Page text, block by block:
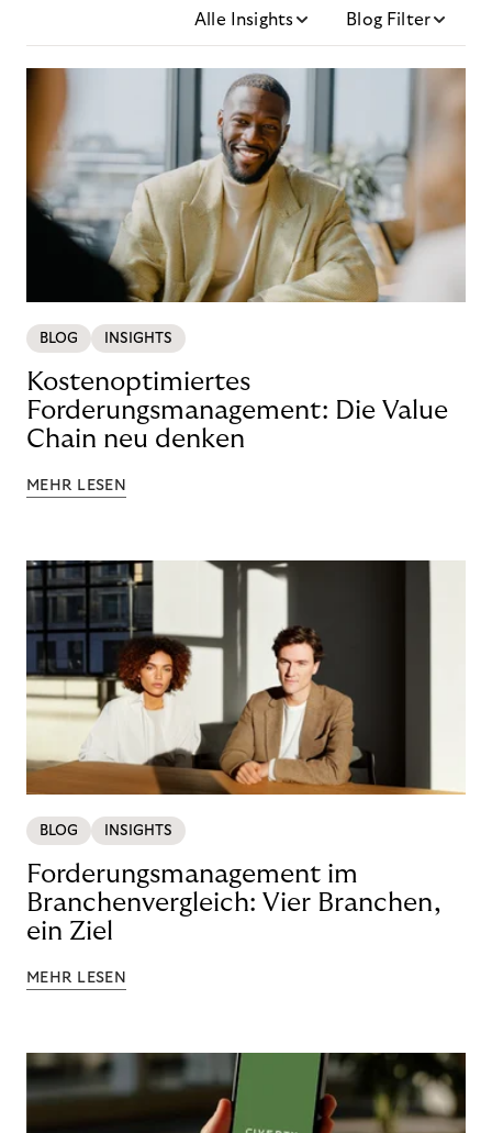
Alle Insights Blog Filter
BLOG INSIGHTS
Kostenoptimiertes
Forderungsmanagement: Die Value
Chain neu denken
MEHR LESEN
BLOG INSIGHTS
Forderungsmanagement im
Branchenvergleich: Vier Branchen,
ein Ziel
MEHR LESEN